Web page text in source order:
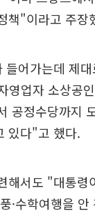
책"이라고 주장
어가는데 제
영업자 소상공
공정수당까지
있다"고 했다.
해서도 "대통령
·수학여행을